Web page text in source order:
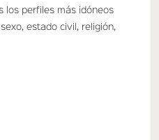
los perfiles más idóneos
estado civil, religión,